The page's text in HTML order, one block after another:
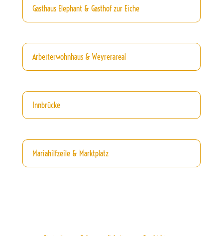
Gasthaus Elephant & Gasthof zur Eiche
Arbeiterwohnhaus & Weyrerareal
Innbrücke
Mariahilfzeile & Marktplatz